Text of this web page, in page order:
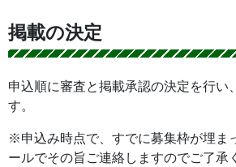
掲載の決定
申込順に審査と掲載承認の決定を行い
す。
※申込み時点で、すでに募集枠が埋ま
ールでその旨ご連絡しますのでご了承